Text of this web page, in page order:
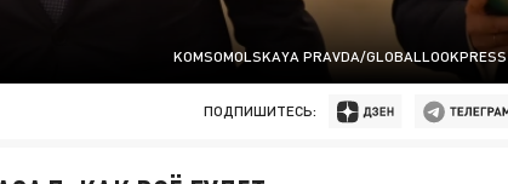
KOMSOMOLSKAYA PRAVDA/GLOBALLOOKPRESS
ПОДПИШИТЕСЬ: